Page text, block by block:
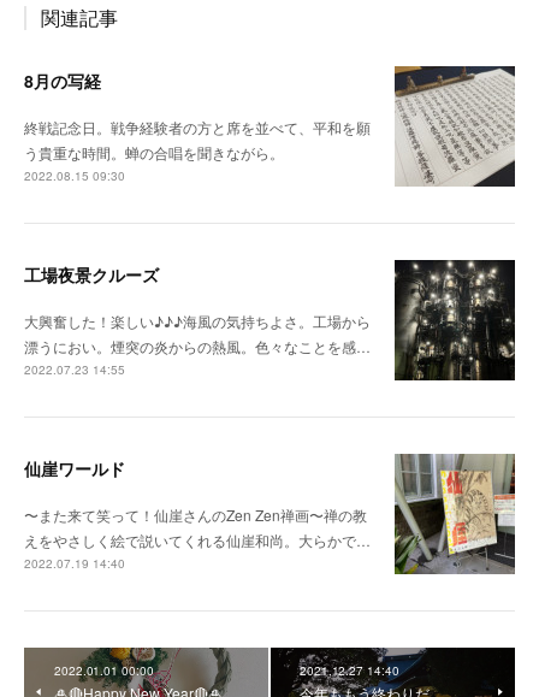
関連記事
8月の写経
終戦記念日。戦争経験者の方と席を並べて、平和を願
う貴重な時間。蝉の合唱を聞きながら。
2022.08.15 09:30
工場夜景クルーズ
大興奮した！楽しい♪♪♪海風の気持ちよさ。工場から
漂うにおい。煙突の炎からの熱風。色々なことを感…
2022.07.23 14:55
仙崖ワールド
〜また来て笑って！仙崖さんのZen Zen禅画〜禅の教
えをやさしく絵で説いてくれる仙崖和尚。大らかで…
2022.07.19 14:40
2022.01.01 00:00
🎍🔴Happy New Year🔴🎍
2021.12.27 14:40
今年ももう終わりだ。